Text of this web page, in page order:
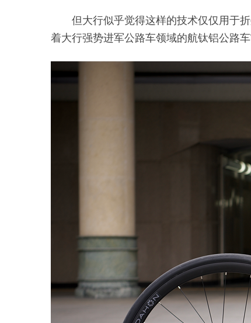
但大行似乎觉得这样的技术仅仅用于
着大行强势进军公路车领域的航钛铝公路车